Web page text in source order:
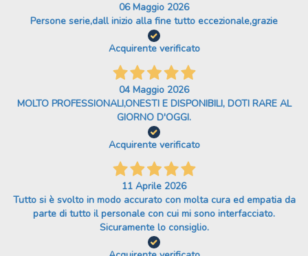
06 Maggio 2026
Persone serie,dall inizio alla fine tutto eccezionale,grazie
Acquirente verificato
04 Maggio 2026
MOLTO PROFESSIONALI,ONESTI E DISPONIBILI, DOTI RARE AL
GIORNO D'OGGI.
Acquirente verificato
11 Aprile 2026
Tutto si è svolto in modo accurato con molta cura ed empatia da
parte di tutto il personale con cui mi sono interfacciato.
Sicuramente lo consiglio.